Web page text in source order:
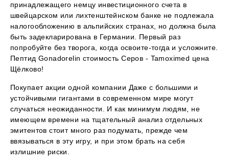
принадлежащего немцу инвестиционного счета в
швейцарском или лихтенштейнском банке не подлежала
налогообложению в альпийских странах, но должна была
быть задекларирована в Германии. Первый раз
попробуйте без творога, когда освоите-тогда и усложните.
Пептид Gonadorelin стоимость Серов - Tamoximed цена
Щёлково!
Покупает акции одной компании Даже с большими и
устойчивыми гигантами в современном мире могут
случаться неожиданности. И как минимум людям, не
имеющем времени на тщательный анализ отдельных
эмитентов стоит много раз подумать, прежде чем
ввязываться в эту игру, и при этом брать на себя
излишние риски.